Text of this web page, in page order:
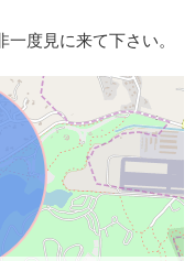
度見に来て下さい。